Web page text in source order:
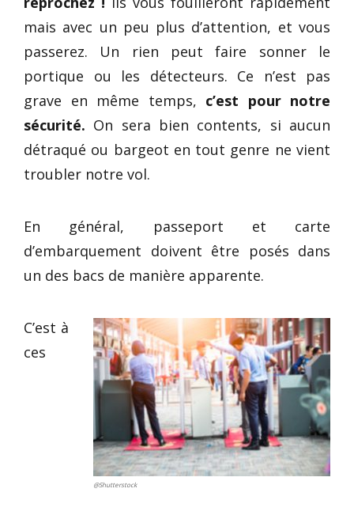
mais avec un peu plus d’attention, et vous
passerez. Un rien peut faire sonner le
portique ou les détecteurs. Ce n’est pas
grave en même temps, c’est pour notre
sécurité. On sera bien contents, si aucun
détraqué ou bargeot en tout genre ne vient
troubler notre vol.
En général, passeport et carte
d’embarquement doivent être posés dans
un des bacs de manière apparente.
@Shutterstock
C’est à
ces